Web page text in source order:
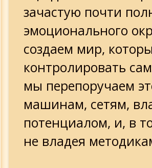
зачастую почти
эмоционального
создаем мир,
контролировать
мы перепоручаем
машинам, сетям,
потенциалом, и, в
не владея